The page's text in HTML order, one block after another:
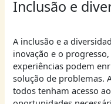
Inclusão e
A inclusão e a
inovação e o
experiências podem
solução de problemas.
todos tenham acesso